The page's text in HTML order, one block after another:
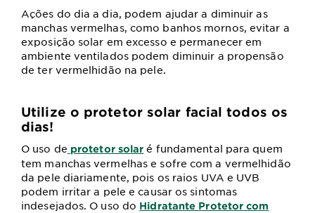
Ações do dia a dia, podem ajudar a diminuir as
manchas vermelhas, como banhos mornos, evitar a
exposição solar em excesso e permanecer em
ambiente ventilados podem diminuir a propensão
de ter vermelhidão na pele.
Utilize o protetor solar facial todos os
dias!
O uso de protetor solar é fundamental para quem
tem manchas vermelhas e sofre com a vermelhidão
da pele diariamente, pois os raios UVA e UVB
podem irritar a pele e causar os sintomas
indesejados. O uso do Hidratante Protetor com